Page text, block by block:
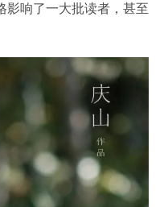
影响了一大批读者，甚至